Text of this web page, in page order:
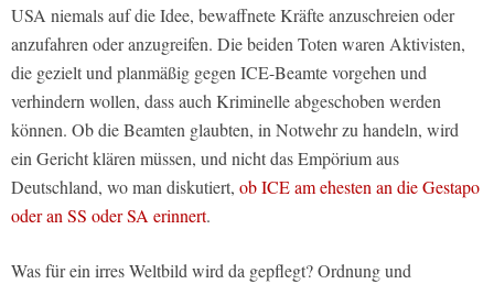
USA niemals auf die Idee, bewaffnete Kräfte anzuschreien oder
anzufahren oder anzugreifen. Die beiden Toten waren Aktivisten,
die gezielt und planmäßig gegen ICE-Beamte vorgehen und
verhindern wollen, dass auch Kriminelle abgeschoben werden
können. Ob die Beamten glaubten, in Notwehr zu handeln, wird
ein Gericht klären müssen, und nicht das Empörium aus
Deutschland, wo man diskutiert, ob ICE am ehesten an die Gestapo
oder an SS oder SA erinnert.
Was für ein irres Weltbild wird da gepflegt? Ordnung und